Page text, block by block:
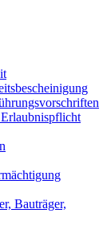
Bauträger,